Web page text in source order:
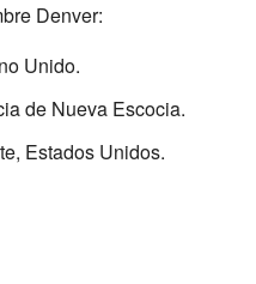
Denver:
Unido.
de Nueva Escocia.
Estados Unidos.